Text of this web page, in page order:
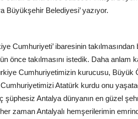
Büyükşehir Belediyesi’ yazıyor.
Cumhuriyeti’ ibaresinin
önce takılmasını istedik. Daha anlam
Cumhuriyetimizin kurucusu, Büyük
Atatürk kurdu onu
şüphesiz Antalya dünyanın en güzel
zaman Antalyalı hemşerilerimin